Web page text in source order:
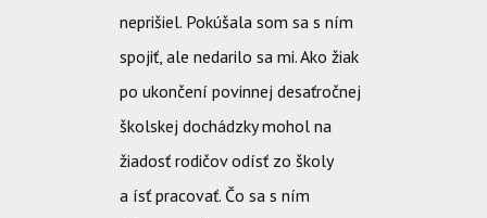
neprišiel. Pokúšala som sa s ním
spojiť, ale nedarilo sa mi. Ako žiak
po ukončení povinnej desaťročnej
školskej dochádzky mohol na
žiadosť rodičov odísť zo školy
a ísť pracovať. Čo sa s ním